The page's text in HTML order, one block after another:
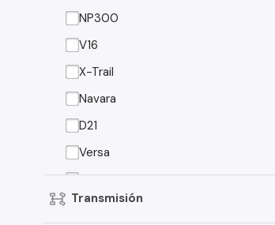
NP300
V16
X-Trail
Navara
D21
Versa
Qashqai
Kicks
Transmisión